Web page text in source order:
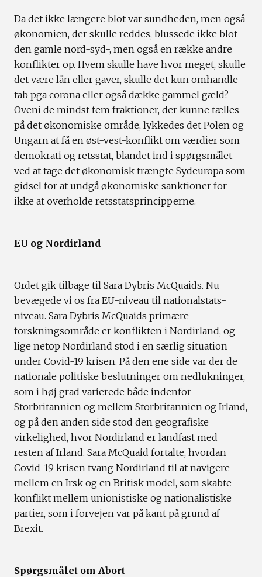
Da det ikke længere blot var sundheden, men også
økonomien, der skulle reddes, blussede ikke blot
den gamle nord-syd-, men også en række andre
konflikter op. Hvem skulle have hvor meget, skulle
det være lån eller gaver, skulle det kun omhandle
tab pga corona eller også dække gammel gæld?
Oveni de mindst fem fraktioner, der kunne tælles
på det økonomiske område, lykkedes det Polen og
Ungarn at få en øst-vest-konflikt om værdier som
demokrati og retsstat, blandet ind i spørgsmålet
ved at tage det økonomisk trængte Sydeuropa som
gidsel for at undgå økonomiske sanktioner for
ikke at overholde retsstatsprincipperne.
EU og Nordirland
Ordet gik tilbage til Sara Dybris McQuaids. Nu
bevægede vi os fra EU-niveau til nationalstats-
niveau. Sara Dybris McQuaids primære
forskningsområde er konflikten i Nordirland, og
lige netop Nordirland stod i en særlig situation
under Covid-19 krisen. På den ene side var der de
nationale politiske beslutninger om nedlukninger,
som i høj grad varierede både indenfor
Storbritannien og mellem Storbritannien og Irland,
og på den anden side stod den geografiske
virkelighed, hvor Nordirland er landfast med
resten af Irland. Sara McQuaid fortalte, hvordan
Covid-19 krisen tvang Nordirland til at navigere
mellem en Irsk og en Britisk model, som skabte
konflikt mellem unionistiske og nationalistiske
partier, som i forvejen var på kant på grund af
Brexit.
Spørgsmålet om Abort